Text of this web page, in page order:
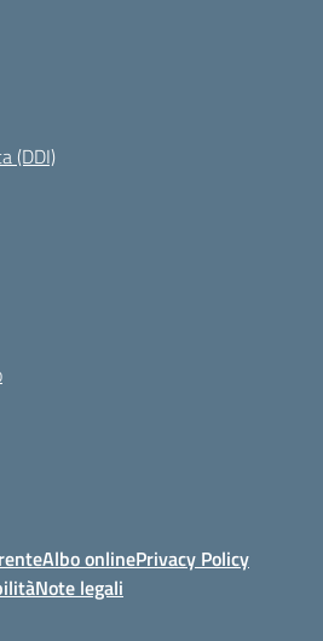
(DDI)
Albo onlinePrivacy Policy
Note legali